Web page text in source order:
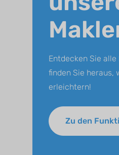
Entdecken Sie
finden Sie heraus,
erleichtern!
Zu den